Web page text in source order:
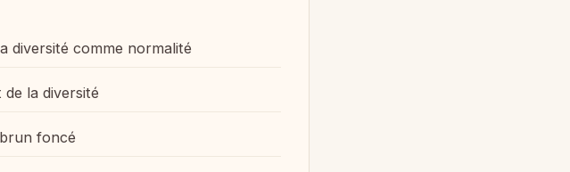
diversité comme normalité
la diversité
foncé